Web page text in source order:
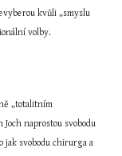
kvůli „smyslu
volby.
„totalitním
naprostou svobodu
jak svobodu chirurga a